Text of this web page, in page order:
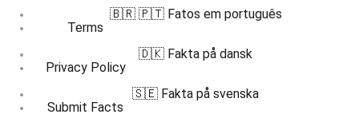
Terms
Privacy Policy
Submit Facts
🇧🇷 🇵🇹 Fatos em português
🇩🇰 Fakta på dansk
🇸🇪 Fakta på svenska